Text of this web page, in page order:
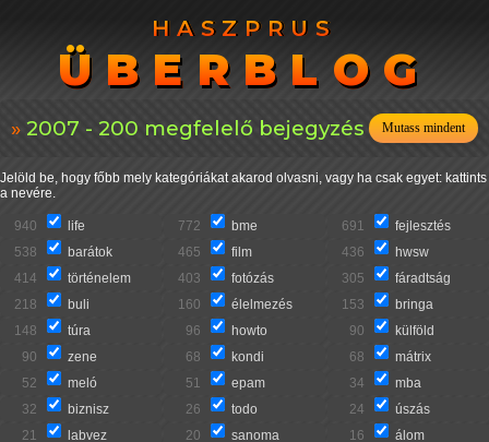
HASZPRUS
ÜBERBLOG
HASZPRUS
ÜBERBLOG
2007 - 200 megfelelő bejegyzés Mutass mindent
Jelöld be, hogy főbb mely kategóriákat akarod olvasni, vagy ha csak egyet: kattints
a nevére.
940 life 772 bme 691
fejlesztés
538
barátok 465 film 436
hwsw
414
történelem 403 fotózás 305
fáradtság
218
buli 160 élelmezés 153
bringa
148
túra 96 howto 90
külföld
90
zene 68 kondi 68
mátrix
52
meló 51 epam 34
mba
32
biznisz 26 todo 24
úszás
21
labvez 20 sanoma 16
álom